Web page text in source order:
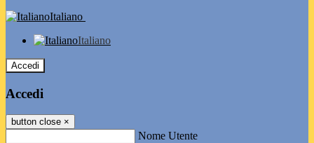
Italiano
Italiano
Accedi
Accedi
button close ×
Nome Utente